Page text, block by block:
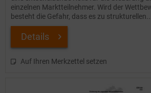
einzelnen Marktteilnehmer. Wird der
besteht die Gefahr, dass es zu strukturellen...
Details
Auf Ihren Merkzettel setzen